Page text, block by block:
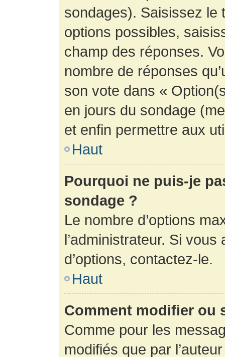
sondages). Saisissez le
options possibles,
champ des réponses.
nombre de réponses
son vote dans «
en jours du sondage
et enfin permettre aux
Haut
Pourquoi ne puis-je
sondage ?
Le nombre d’options
l’administrateur. Si
d’options, contactez-le.
Haut
Comment modifier ou
Comme pour les
modifiés que par